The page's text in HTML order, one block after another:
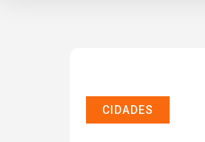
CIDADES